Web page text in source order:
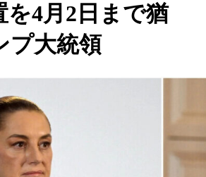
を4月2日まで猶
大統領